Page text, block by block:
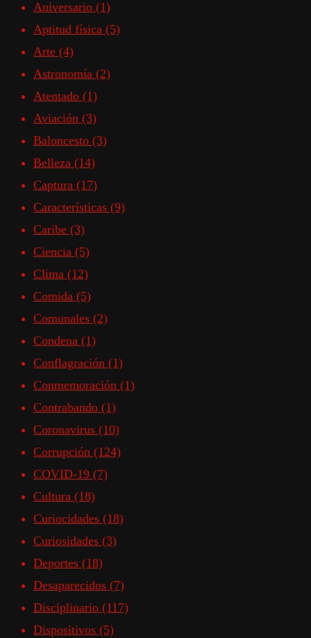
Aniversario (1)
Aptitud física (5)
Arte (4)
Astronomía (2)
Atentado (1)
Aviación (3)
Baloncesto (3)
Belleza (14)
Captura (17)
Características (9)
Caribe (3)
Ciencia (5)
Clima (12)
Comida (5)
Comunales (2)
Condena (1)
Conflagración (1)
Conmemoración (1)
Contrabando (1)
Coronavirus (10)
Corrupción (124)
COVID-19 (7)
Cultura (18)
Curiocidades (18)
Curiosidades (3)
Deportes (18)
Desaparecidos (7)
Disciplinario (117)
Dispositivos (5)